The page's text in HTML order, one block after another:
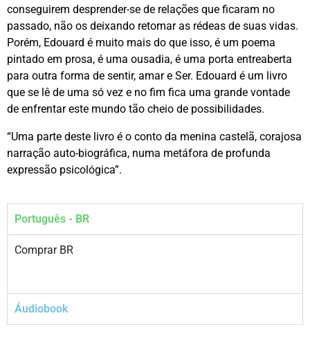
conseguirem desprender-se de relações que ficaram no
passado, não os deixando retomar as rédeas de suas vidas.
Porém, Edouard é muito mais do que isso, é um poema
pintado em prosa, é uma ousadia, é uma porta entreaberta
para outra forma de sentir, amar e Ser. Edouard é um livro
que se lê de uma só vez e no fim fica uma grande vontade
de enfrentar este mundo tão cheio de possibilidades.
“Uma parte deste livro é o conto da menina castelã, corajosa
narração auto-biográfica, numa metáfora de profunda
expressão psicológica”.
Português - BR
Comprar BR
Áudiobook